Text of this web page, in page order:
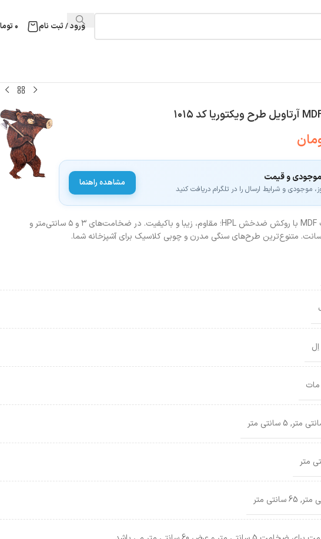
ورود / ثبت نام ۰
موجودی و قیمت
موجودی و شرایط ارسال را در تلگرام دریافت کنید
مشاهده راهنما
خرید صفحه کابینت MDF با روکش ضدخش HPL؛ مقاوم، زیبا و باکیفیت. در ضخامت‌های ۳ و ۵ سانتی‌متر و
مات
, 5 سانتی متر
, 65 سانتی متر